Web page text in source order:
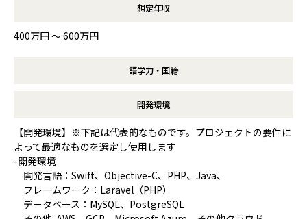
想定年収
400万円 〜 600万円
語学力・国籍
開発環境
【開発環境】※下記は代表的なものです。プロジェクトの要件に
よって最適なものを選定し使用します
-開発環境
開発言語：Swift、Objective-C、PHP、Java、
フレームワーク：Laravel（PHP）
データベース：MySQL、PostgreSQL